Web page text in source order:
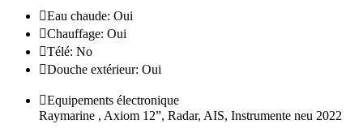
Eau chaude: Oui
Chauffage: Oui
Télé: No
Douche extérieur: Oui
Equipements électronique
Raymarine , Axiom 12”, Radar, AIS, Instrumente neu 2022